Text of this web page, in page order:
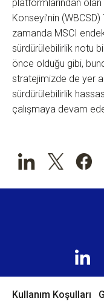
platformlarından olan
Konseyi’nin
zamanda MSCI
sürdürülebilirlik notu
önce olduğu gibi,
stratejimizde de yer
sürdürülebilirlik
çalışmaya devam
Kullanım Koşulları